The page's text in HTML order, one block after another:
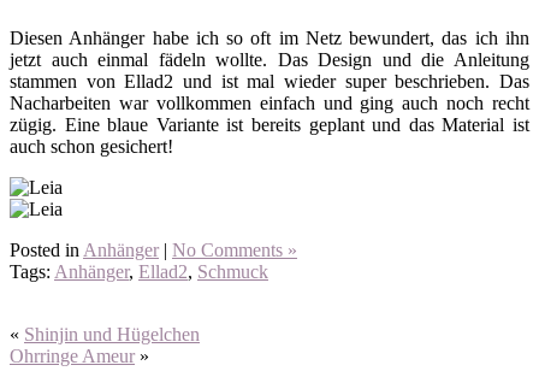
Diesen Anhänger habe ich so oft im Netz bewundert, das ich ihn
jetzt auch einmal fädeln wollte. Das Design und die Anleitung
stammen von Ellad2 und ist mal wieder super beschrieben. Das
Nacharbeiten war vollkommen einfach und ging auch noch recht
zügig. Eine blaue Variante ist bereits geplant und das Material ist
auch schon gesichert!
Posted in Anhänger | No Comments »
Tags: Anhänger, Ellad2, Schmuck
« Shinjin und Hügelchen
Ohrringe Ameur »